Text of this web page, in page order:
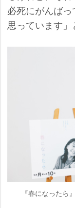
必死にがんば
思っています」
『春になったら